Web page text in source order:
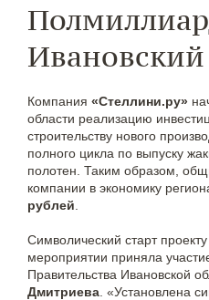
Ивановский
Компания «Стеллини.ру»
области реализацию
строительству нового
полного цикла по выпуску
полотен. Таким образом,
компании в экономику
рублей
Символический старт
мероприятии приняла
Правительства Ивановской
Дмитриева . «Установлена